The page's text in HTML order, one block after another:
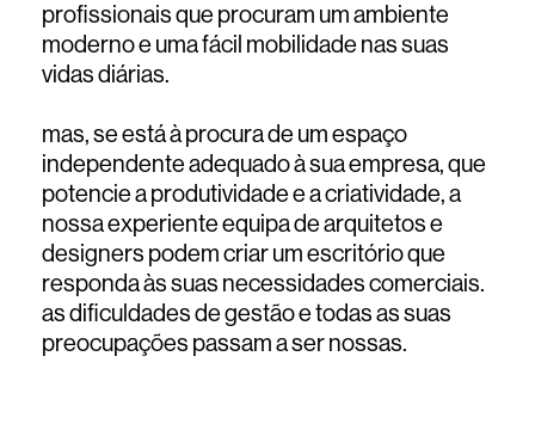
profissionais que procuram um ambiente
moderno e uma fácil mobilidade nas suas
vidas diárias.
mas, se está à procura de um espaço
independente adequado à sua empresa, que
potencie a produtividade e a criatividade, a
nossa experiente equipa de arquitetos e
designers podem criar um escritório que
responda às suas necessidades comerciais.
as dificuldades de gestão e todas as suas
preocupações passam a ser nossas.